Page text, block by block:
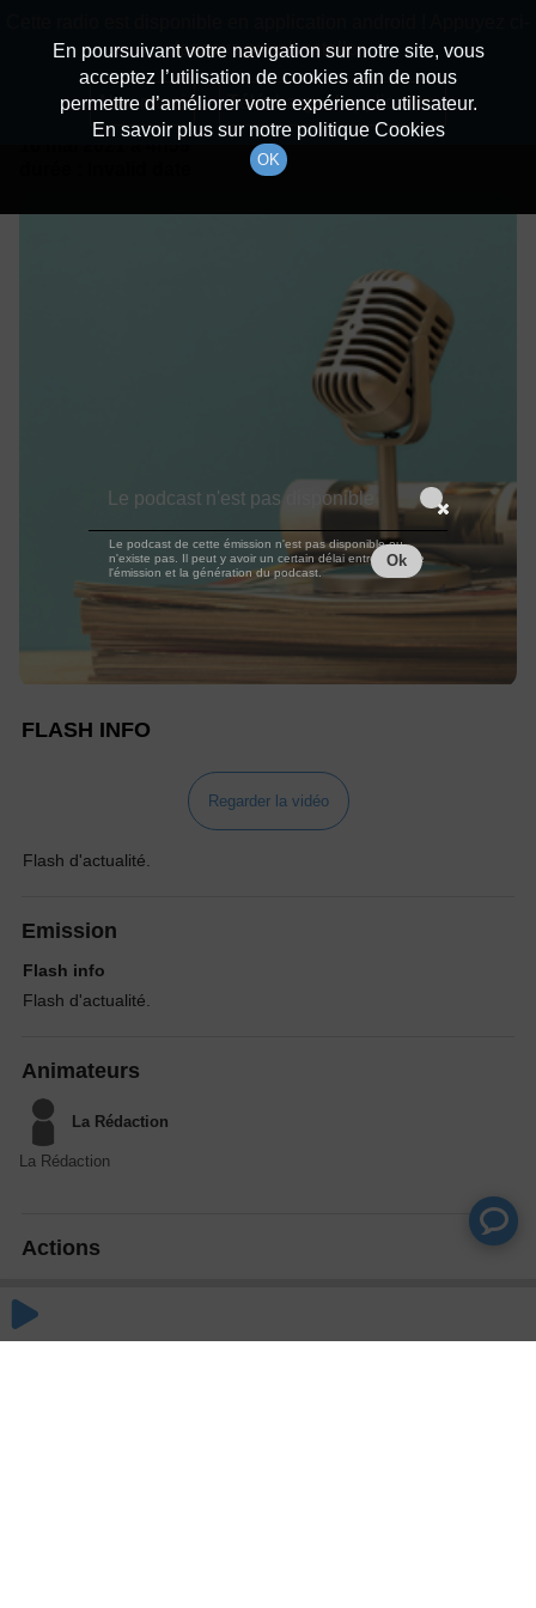
Détails De L'épisode
à 4h59
FLASH INFO
Regarder la vidéo
Flash d'actualité.
Emission
Flash info
Flash d'actualité.
Animateurs
La Rédaction
La Rédaction
Actions
En poursuivant votre navigation sur notre site, vous
acceptez l’utilisation de cookies afin de nous
permettre d’améliorer votre expérience utilisateur.
En savoir plus sur notre politique Cookies
OK
dessous pour l'installer.
Non merci Télécharger l'application
Le podcast n'est pas disponible
Le podcast de cette émission n'est pas disponible ou
n'existe pas. Il peut y avoir un certain délai entre la fin de
l'émission et la génération du podcast.
Ok